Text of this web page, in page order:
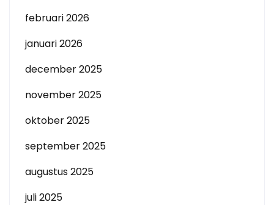
februari 2026
januari 2026
december 2025
november 2025
oktober 2025
september 2025
augustus 2025
juli 2025